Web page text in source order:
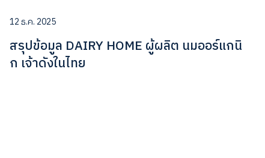
12 ธ.ค. 2025
สรุปข้อมูล DAIRY HOME ผู้ผลิต นมออร์แกนิ
ก เจ้าดังในไทย